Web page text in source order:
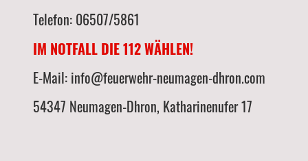
Telefon: 06507/5861
IM NOTFALL DIE 112 WÄHLEN!
E-Mail: info@feuerwehr-neumagen-dhron.com
54347 Neumagen-Dhron, Katharinenufer 17